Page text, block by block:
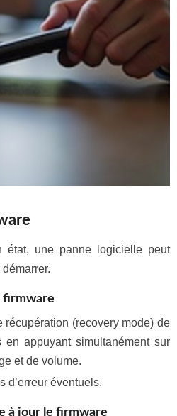
une panne logicielle peut
firmware
récupération (recovery mode) de
en appuyant simultanément sur
et de volume.
d’erreur éventuels.
à jour le firmware